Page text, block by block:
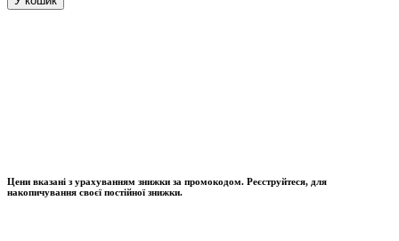
Цени вказані з урахуванням знижки за промокодом. Реєструйтеся, для
накопичування своєї постійної знижки.